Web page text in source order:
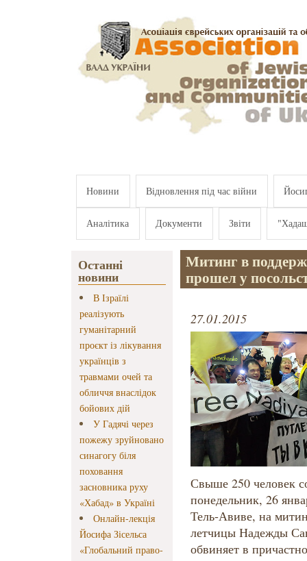
Новини Відновлення під час війни
Аналітика Документи Звіти
Останні
новини
В Ізраїлі
реалізують
гуманітарний
проєкт із лікування
українців з
травмами очей та
обличчя внаслідок
бойових дій
У Гадячі через
пожежу зруйновано
синагогу біля
поховання
засновника руху
«Хабад» в Україні
Онлайн-лекція
Йосифа Зісельса
«Глобальний право-
Митинг в
прошел у
27.01.2015
Свыше 250 человек
понедельник, 26
Тель-Авиве, на
летчицы Надежды
обвиняет в